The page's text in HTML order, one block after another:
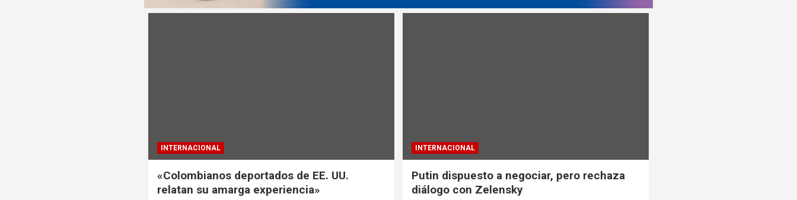
INTERNACIONAL
«Colombianos deportados de EE. UU.
relatan su amarga experiencia»
INTERNACIONAL
Putin dispuesto a negociar, pero rechaza
diálogo con Zelensky